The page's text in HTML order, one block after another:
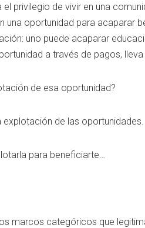
privilegio de vivir en una
una oportunidad para acaparar
uno puede acaparar
a través de pagos,
de esa oportunidad?
explotación de las
para beneficiarte…
marcos categóricos que